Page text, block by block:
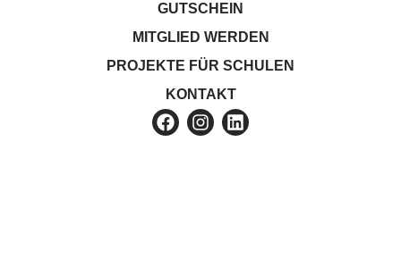
GUTSCHEIN
MITGLIED WERDEN
PROJEKTE FÜR SCHULEN
KONTAKT